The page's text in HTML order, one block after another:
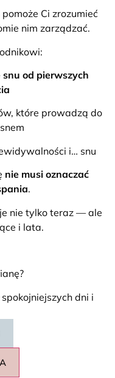
Ci zrozumieć
nim zarządzać.
snu od pierwszych
które prowadzą do
i… snu
nie musi oznaczać
.
nie tylko teraz — ale
i lata.
dni i